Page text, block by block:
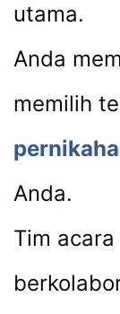
utama.
Anda
memilih
Anda.
Tim